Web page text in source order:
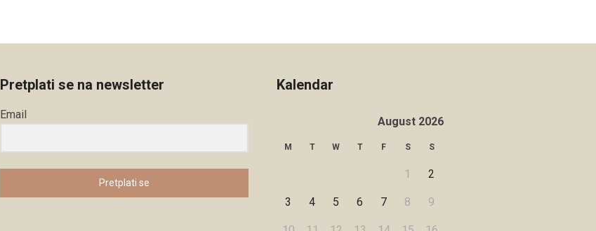
Pretplati se na newsletter
Email
Pretplati se
Kalendar
August 2026
M T W T F S S
1 2
3 4 5 6 7 8 9